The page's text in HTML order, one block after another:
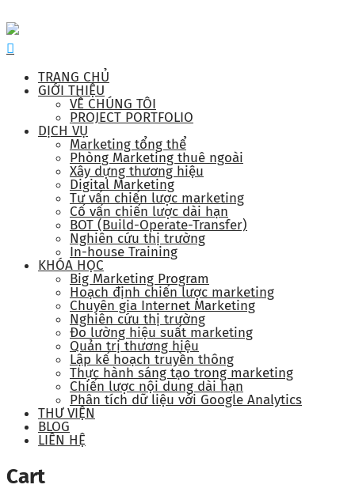
TRANG CHỦ
GIỚI THIỆU
VỀ CHÚNG TÔI
PROJECT PORTFOLIO
DỊCH VỤ
Marketing tổng thể
Phòng Marketing thuê ngoài
Xây dựng thương hiệu
Digital Marketing
Tư vấn chiến lược marketing
Cố vấn chiến lược dài hạn
BOT (Build-Operate-Transfer)
Nghiên cứu thị trường
In-house Training
KHÓA HỌC
Big Marketing Program
Hoạch định chiến lược marketing
Chuyên gia Internet Marketing
Nghiên cứu thị trường
Đo lường hiệu suất marketing
Quản trị thương hiệu
Lập kế hoạch truyền thông
Thực hành sáng tạo trong marketing
Chiến lược nội dung dài hạn
Phân tích dữ liệu với Google Analytics
THƯ VIỆN
BLOG
LIÊN HỆ
Cart